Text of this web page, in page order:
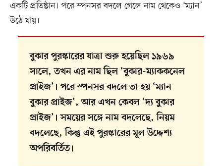
একটি প্রতিষ্ঠান। পরে স্পনসর বদলে গেলে নাম থেকেও ‘ম্যান’
উঠে যায়।
বুকার পুরস্কারের যাত্রা শুরু হয়েছিল ১৯৬৯
সালে, তখন এর নাম ছিল ‘বুকার-ম্যাককনেল
প্রাইজ’। পরে স্পনসর বদলে তা হয় ‘ম্যান
বুকার প্রাইজ’, আর এখন কেবল ‘দ্য বুকার
প্রাইজ’। সময়ের সঙ্গে নাম বদলেছে, নিয়ম
বদলেছে, কিন্তু এই পুরস্কারের মূল উদ্দেশ্য
অপরিবর্তিত।